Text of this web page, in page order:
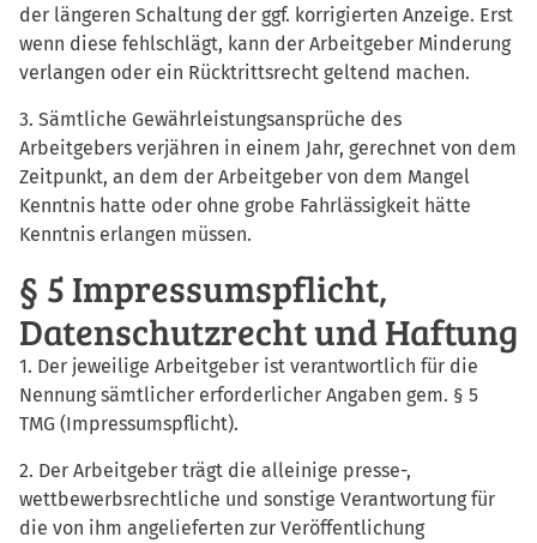
der längeren Schaltung der ggf. korrigierten Anzeige. Erst
wenn diese fehlschlägt, kann der Arbeitgeber Minderung
verlangen oder ein Rücktrittsrecht geltend machen.
3. Sämtliche Gewährleistungsansprüche des
Arbeitgebers verjähren in einem Jahr, gerechnet von dem
Zeitpunkt, an dem der Arbeitgeber von dem Mangel
Kenntnis hatte oder ohne grobe Fahrlässigkeit hätte
Kenntnis erlangen müssen.
§ 5 Impressumspflicht,
Datenschutzrecht und Haftung
1. Der jeweilige Arbeitgeber ist verantwortlich für die
Nennung sämtlicher erforderlicher Angaben gem. § 5
TMG (Impressumspflicht).
2. Der Arbeitgeber trägt die alleinige presse-,
wettbewerbsrechtliche und sonstige Verantwortung für
die von ihm angelieferten zur Veröffentlichung